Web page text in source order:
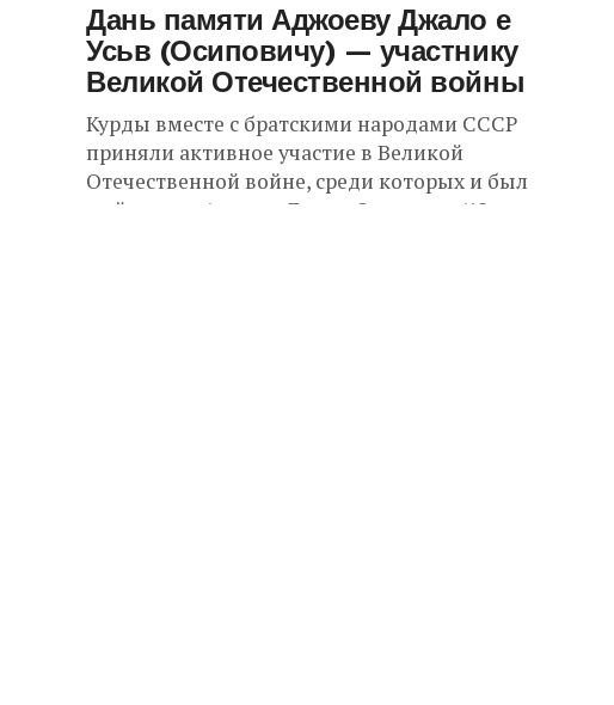
Дань памяти Аджоеву Джало е
Усьв (Осиповичу) — участнику
Великой Отечественной войны
Курды вместе с братскими народами СССР
приняли активное участие в Великой
Отечественной войне, среди которых и был
мой отец — Аджоев Джало Осипович (12 мая